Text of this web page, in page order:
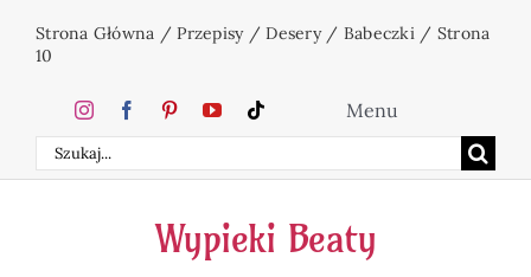
Strona Główna /Przepisy/Desery/ Babeczki/ Strona
10
Szukaj
Menu
Home
Ciasta
Wypieki Beaty